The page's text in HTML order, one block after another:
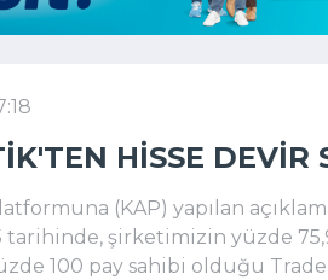
HISSE DEVIR
(KAP) yapılan
şirketimizin yüzde
100 pay sahibi olduğu